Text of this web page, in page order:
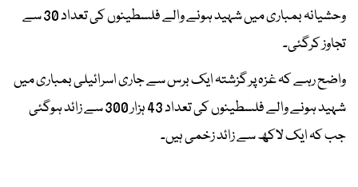
وحشیانہ بمباری میں شہید ہونے والے فلسطینوں کی تعداد 30 سے
تجاوز کرگئی۔
واضح رہے کہ غزہ پر گزشتہ ایک برس سے جاری اسرائیلی بمباری میں
شہید ہونے والے فلسطینوں کی تعداد 43 ہزار 300 سے زائد ہوگئی
جب کہ ایک لاکھ سے زائد زخمی ہیں۔